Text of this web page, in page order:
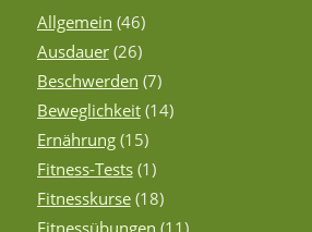
Allgemein (46)
Ausdauer(26)
Beschwerden (7)
Beweglichkeit(14)
Ernährung(15)
Fitness-Tests(1)
Fitnesskurse(18)